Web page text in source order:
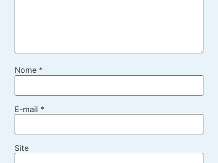
Nome *
E-mail *
Site